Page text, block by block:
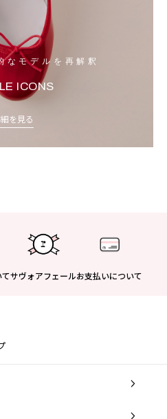
なモデルを再解釈
ICONS
を見る
サヴォアフェールお支払いについて